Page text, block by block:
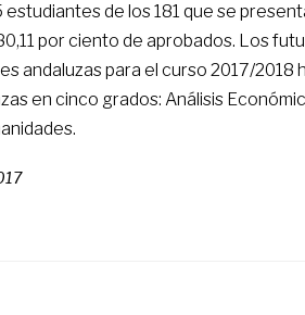
estudiantes de los 181 que se
por ciento de aprobados. Los
andaluzas para el curso 2017/
en cinco grados: Análisis